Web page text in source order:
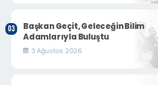
Başkan Geçit, Geleceğin Bilim
Adamlarıyla Buluştu
3 Ağustos 2026